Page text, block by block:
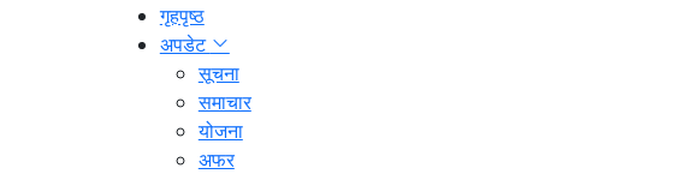
गृहपृष्ठ
अपडेट
सूचना
समाचार
योजना
अफर